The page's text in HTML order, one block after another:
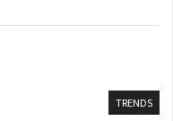
TRENDS